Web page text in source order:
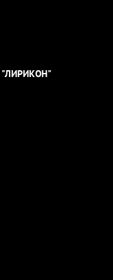
"ЛИРИКОН"